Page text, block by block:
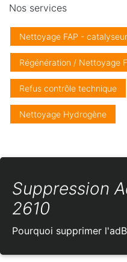
Nos services
Nettoyage FAP - catalyseur
Régénération / Nettoyage
Refus contrôle technique
Nettoyage Hydrogène
Suppression
2610
Pourquoi supprimer